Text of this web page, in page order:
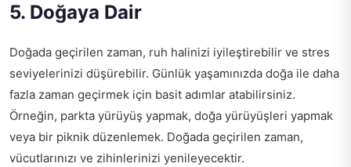
5. Doğaya Dair
Doğada geçirilen zaman, ruh halinizi iyileştirebilir ve stres
seviyelerinizi düşürebilir. Günlük yaşamınızda doğa ile daha
fazla zaman geçirmek için basit adımlar atabilirsiniz.
Örneğin, parkta yürüyüş yapmak, doğa yürüyüşleri yapmak
veya bir piknik düzenlemek. Doğada geçirilen zaman,
vücutlarınızı ve zihinlerinizi yenileyecektir.